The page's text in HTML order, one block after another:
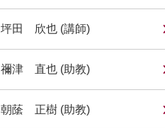
坪田 欣也 (講師)
禰津 直也 (助教)
朝䕃 正樹 (助教)